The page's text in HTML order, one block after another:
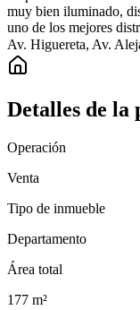
muy bien iluminado,
uno de los mejores
Av. Higuereta, Av.
Detalles de la
Operación
Venta
Tipo de inmueble
Departamento
Área total
177 m²